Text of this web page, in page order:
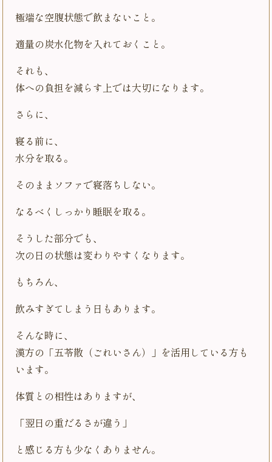
極端な空腹状態で飲まないこと。
適量の炭水化物を入れておくこと。
それも、
体への負担を減らす上では大切になります。
さらに、
寝る前に、
水分を取る。
そのままソファで寝落ちしない。
なるべくしっかり睡眠を取る。
そうした部分でも、
次の日の状態は変わりやすくなります。
もちろん、
飲みすぎてしまう日もあります。
そんな時に、
漢方の「五苓散（ごれいさん）」を活用している方も
います。
体質との相性はありますが、
「翌日の重だるさが違う」
と感じる方も少なくありません。